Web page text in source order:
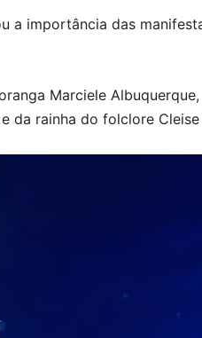
importância das
Marciele
da rainha do folclore Cleise